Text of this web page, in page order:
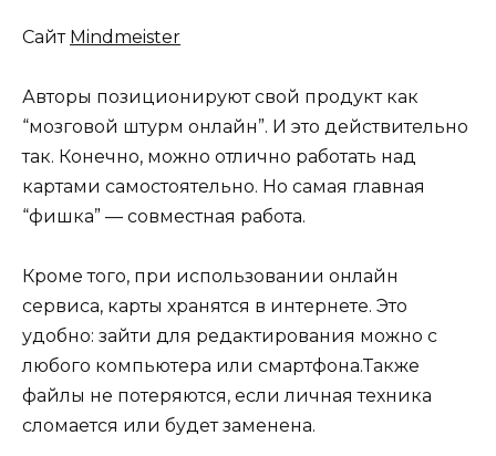
Сайт Mindmeister
Авторы позиционируют свой продукт как
“мозговой штурм онлайн”. И это действительно
так. Конечно, можно отлично работать над
картами самостоятельно. Но самая главная
“фишка” — совместная работа.
Кроме того, при использовании онлайн
сервиса, карты хранятся в интернете. Это
удобно: зайти для редактирования можно с
любого компьютера или смартфона.Также
файлы не потеряются, если личная техника
сломается или будет заменена.